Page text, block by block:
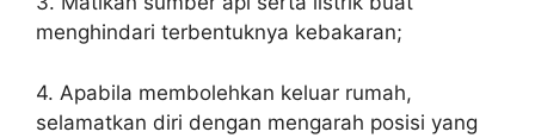
menghindari terbentuknya kebakaran;
4. Apabila membolehkan keluar rumah,
selamatkan diri dengan mengarah posisi yang